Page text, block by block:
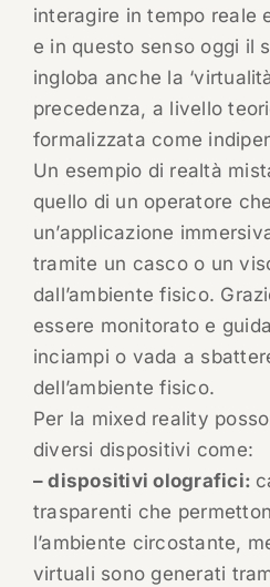
interagire in tempo reale
e in questo senso oggi il
ingloba anche la
precedenza, a livello
formalizzata come
Un esempio di realtà
quello di un operatore
un’applicazione
tramite un casco o un
dall’ambiente fisico.
essere monitorato e
inciampi o vada a
dell’ambiente fisico.
Per la mixed reality
diversi dispositivi come:
– dispositivi olografici:
trasparenti che
l’ambiente circostante,
virtuali sono generati